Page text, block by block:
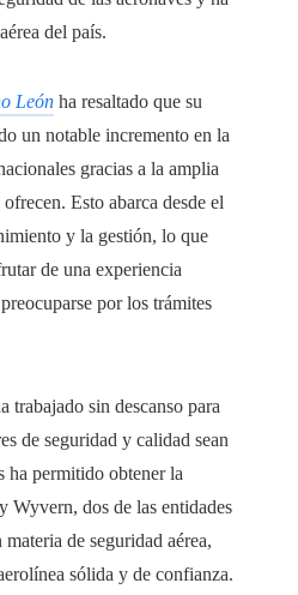
del país.
León ha resaltado que su
un notable incremento en la
gracias a la amplia
Esto abarca desde el
y la gestión, lo que
de una experiencia
por los trámites
trabajado sin descanso para
de seguridad y calidad sean
ha permitido obtener la
dos de las entidades
de seguridad aérea,
sólida y de confianza.